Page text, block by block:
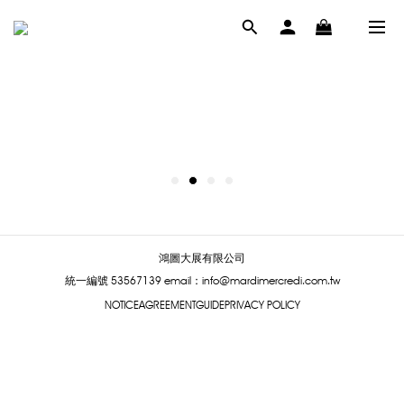
鴻圖大展有限公司
統一編號 53567139 email：info@mardimercredi.com.tw
NOTICEAGREEMENTGUIDEPRIVACY POLICY